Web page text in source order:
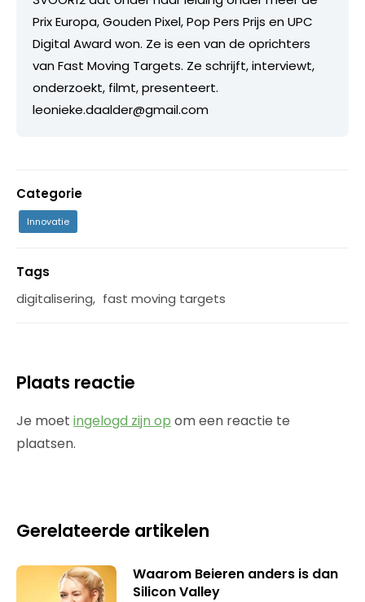
Prix Europa, Gouden Pixel, Pop Pers Prijs en UPC
Digital Award won. Ze is een van de oprichters
van Fast Moving Targets. Ze schrijft, interviewt,
onderzoekt, filmt, presenteert.
leonieke.daalder@gmail.com
Categorie
Innovatie
Tags
digitalisering, fast moving targets
Plaats reactie
Je moet ingelogd zijn op om een reactie te
plaatsen.
Gerelateerde artikelen
Waarom Beieren anders is dan
Silicon Valley